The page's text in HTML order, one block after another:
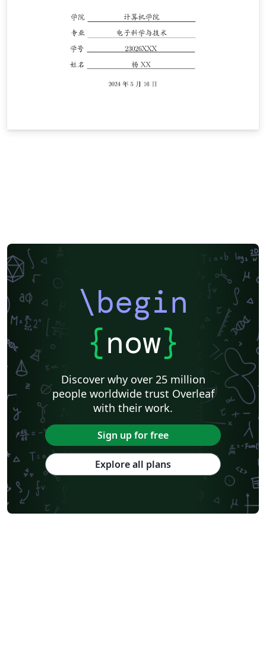
\begin
{now}
Discover why over 25 million
people worldwide trust Overleaf
with their work.
Sign up for free
Explore all plans